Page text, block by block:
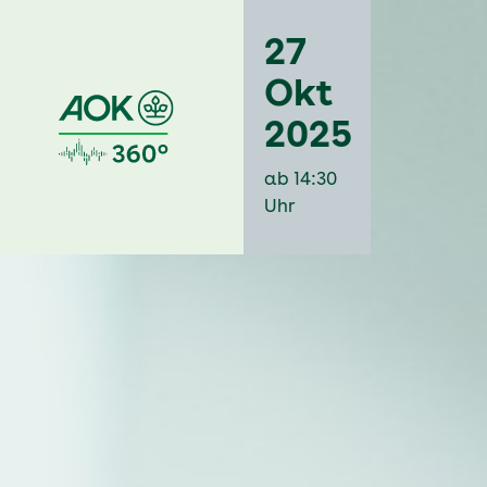
27
Okt
2025
ab 14:30
Uhr